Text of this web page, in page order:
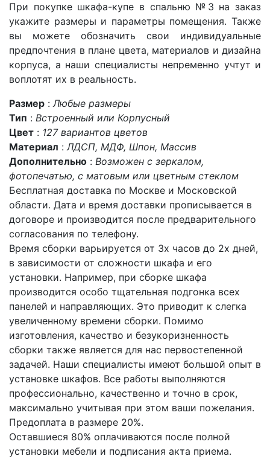
При покупке шкафа-купе в спальню №3 на заказ
укажите размеры и параметры помещения. Также
вы можете обозначить свои индивидуальные
предпочтения в плане цвета, материалов и дизайна
корпуса, а наши специалисты непременно учтут и
воплотят их в реальность.
Размер :Любые размеры
Тип : Встроенный или Корпусный
Цвет : 127 вариантов цветов
Материал :ЛДСП, МДФ, Шпон, Массив
Дополнительно : Возможен с зеркалом,
фотопечатью, с матовым или цветным стеклом
Бесплатная доставка по Москве и Московской
области. Дата и время доставки прописывается в
договоре и производится после предварительного
согласования по телефону.
Время сборки варьируется от 3х часов до 2х дней,
в зависимости от сложности шкафа и его
установки. Например, при сборке шкафа
производится особо тщательная подгонка всех
панелей и направляющих. Это приводит к слегка
увеличенному времени сборки. Помимо
изготовления, качество и безукоризненность
сборки также является для нас первостепенной
задачей. Наши специалисты имеют большой опыт в
установке шкафов. Все работы выполняются
профессионально, качественно и точно в срок,
максимально учитывая при этом ваши пожелания.
Предоплата в размере 20%.
Оставшиеся 80% оплачиваются после полной
установки мебели и подписания акта приема.